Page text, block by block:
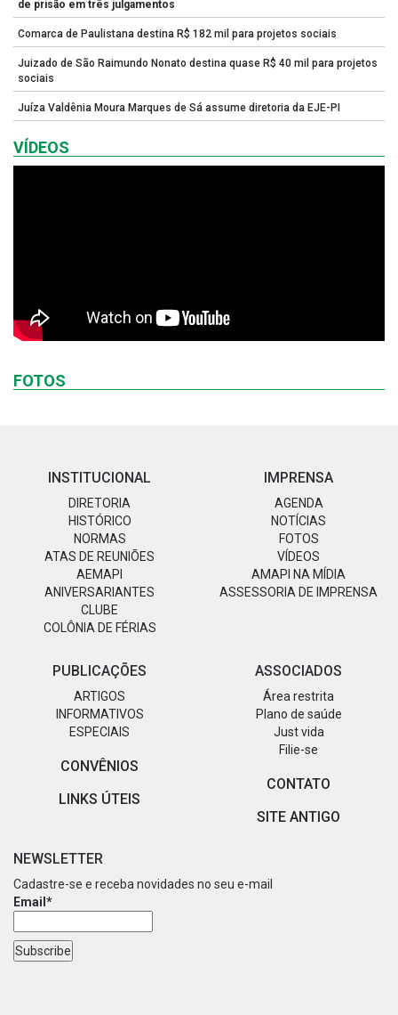
de prisão em três julgamentos
Comarca de Paulistana destina R$ 182 mil para projetos sociais
Juizado de São Raimundo Nonato destina quase R$ 40 mil para projetos
sociais
Juíza Valdênia Moura Marques de Sá assume diretoria da EJE-PI
VÍDEOS
FOTOS
INSTITUCIONAL
DIRETORIA
HISTÓRICO
NORMAS
ATAS DE REUNIÕES
AEMAPI
ANIVERSARIANTES
CLUBE
COLÔNIA DE FÉRIAS
IMPRENSA
AGENDA
NOTÍCIAS
FOTOS
VÍDEOS
AMAPI NA MÍDIA
ASSESSORIA DE IMPRENSA
PUBLICAÇÕES
ARTIGOS
INFORMATIVOS
ESPECIAIS
CONVÊNIOS
LINKS ÚTEIS
ASSOCIADOS
Área restrita
Plano de saúde
Just vida
Filie-se
CONTATO
SITE ANTIGO
NEWSLETTER
Cadastre-se e receba novidades no seu e-mail
Email*